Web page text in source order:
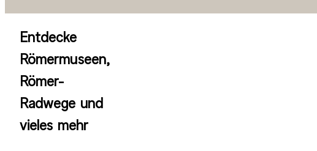
Entdecke
Römermuseen,
Römer-
Radwege und
vieles mehr